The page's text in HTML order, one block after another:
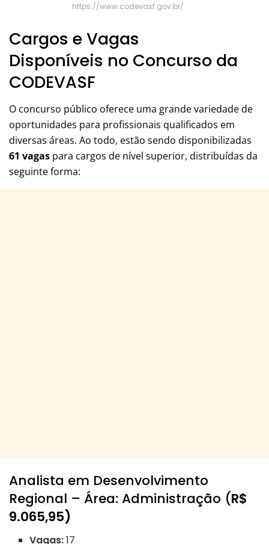
https://www.codevasf.gov.br/
Cargos e Vagas
Disponíveis no Concurso da
CODEVASF
O concurso público oferece uma grande variedade de
oportunidades para profissionais qualificados em
diversas áreas. Ao todo, estão sendo disponibilizadas
61 vagas para cargos de nível superior, distribuídas da
seguinte forma:
Analista em Desenvolvimento
Regional – Área: Administração (R$
9.065,95)
Vagas:17